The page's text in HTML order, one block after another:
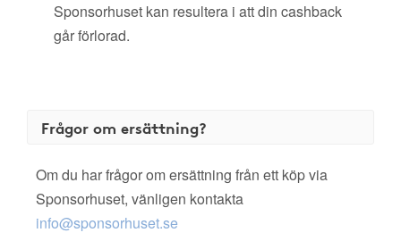
Sponsorhuset kan resultera i att din cashback
går förlorad.
Frågor om ersättning?
Om du har frågor om ersättning från ett köp via
Sponsorhuset, vänligen kontakta
info@sponsorhuset.se